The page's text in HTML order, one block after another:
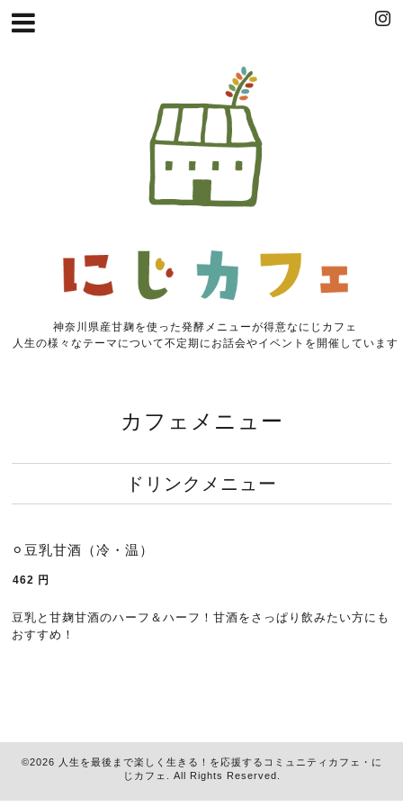
神奈川県産甘麹を使った発酵メニューが得意なにじカフェ
人生の様々なテーマについて不定期にお話会やイベントを開催しています
カフェメニュー
ドリンクメニュー
⚪︎豆乳甘酒（冷・温）
462 円
豆乳と甘麹甘酒のハーフ＆ハーフ！甘酒をさっぱり飲みたい方にも
おすすめ！
©2026
人生を最後まで楽しく生きる！を応援するコミュニティカフェ・に
じカフェ
. All Rights Reserved.